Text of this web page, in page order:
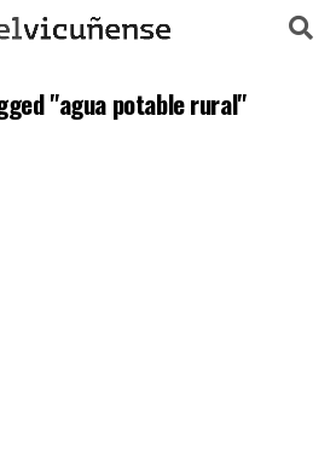
"agua potable rural"